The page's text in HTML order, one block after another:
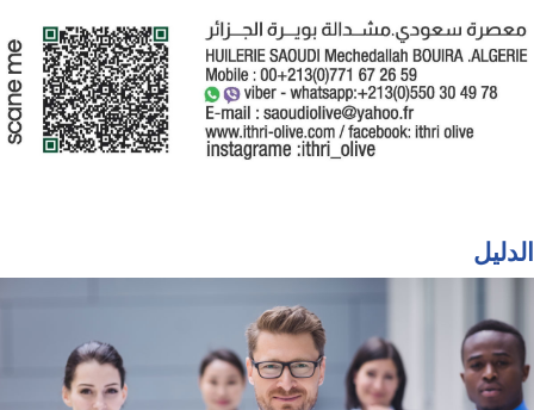
الدليل